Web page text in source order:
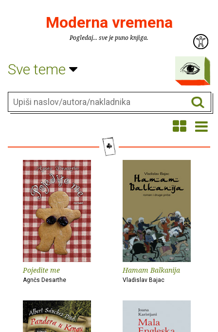
Moderna vremena
Pogledaj... sve je puno knjiga.
Sve teme
Pojedite me
Agnčs Desarthe
Hamam Balkanija
Vladislav Bajac